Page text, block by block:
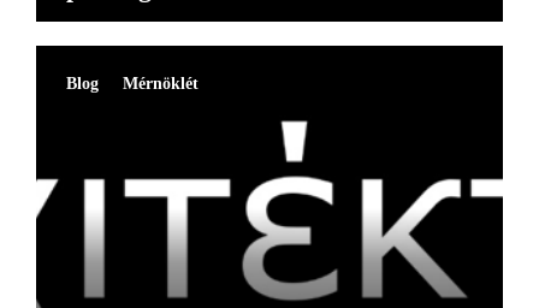
Blog Mérnöklét